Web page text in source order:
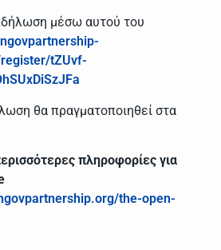
μέσω αυτού του
tZUvf-
θα πραγματοποιηθεί στα
πληροφορίες για
the-open-